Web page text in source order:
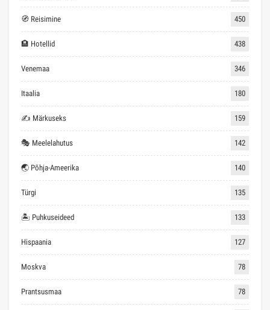
🧭 Reisimine 450
🏨 Hotellid 438
Venemaa 346
Itaalia 180
✍ Märkuseks 159
🎭 Meelelahutus 142
🌏 Põhja-Ameerika 140
Türgi 135
🏝 Puhkuseideed 133
Hispaania 127
Moskva 78
Prantsusmaa 78